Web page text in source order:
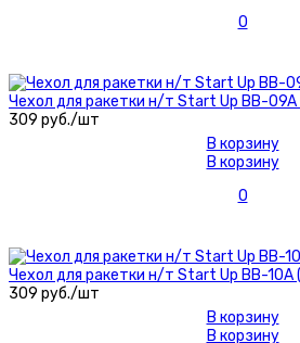
0
Чехол для ракетки н/т Start Up BB-
309 руб./шт
В корзину
В корзину
0
Чехол для ракетки н/т Start Up BB-
309 руб./шт
В корзину
В корзину